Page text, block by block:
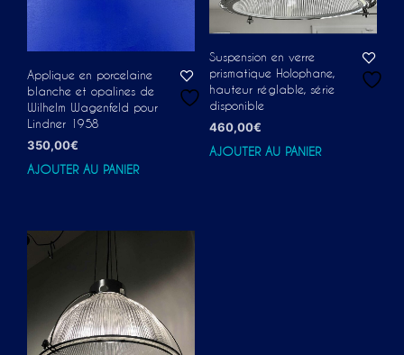
Applique en porcelaine
blanche et opalines de
Wilhelm Wagenfeld pour
Lindner 1958
350,00€
AJOUTER AU PANIER
Suspension en verre
prismatique Holophane,
hauteur réglable, série
disponible
460,00€
AJOUTER AU PANIER